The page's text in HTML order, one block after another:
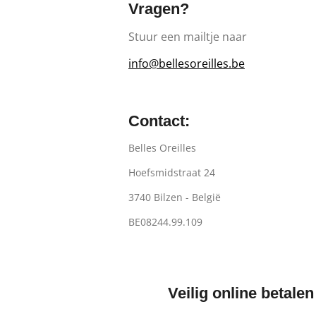
Vragen?
Stuur een mailtje naar
info@bellesoreilles.be
Contact:
Belles Oreilles
Hoefsmidstraat 24
3740 Bilzen - België
BE08244.99.109
Veilig online